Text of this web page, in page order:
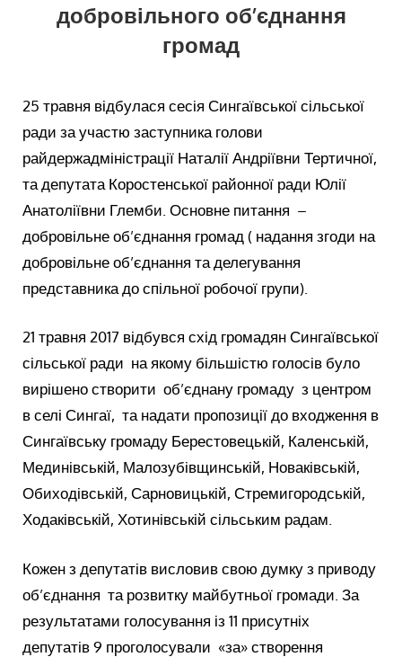
добровільного об’єднання
громад
25 травня відбулася сесія Сингаївської сільської
ради за участю заступника голови
райдержадміністрації Наталії Андріївни Тертичної,
та депутата Коростенської районної ради Юлії
Анатоліївни Глемби. Основне питання –
добровільне об’єднання громад ( надання згоди на
добровільне об’єднання та делегування
представника до спільної робочої групи).
21 травня 2017 відбувся схід громадян Сингаївської
сільської ради на якому більшістю голосів було
вирішено створити об’єднану громаду з центром
в селі Сингаї, та надати пропозиції до входження в
Сингаївську громаду Берестовецькій, Каленській,
Мединівській, Малозубівщинській, Новаківській,
Обиходівській, Сарновицькій, Стремигородській,
Ходаківській, Хотинівській сільським радам.
Кожен з депутатів висловив свою думку з приводу
об’єднання та розвитку майбутньої громади. За
результатами голосування із 11 присутніх
депутатів 9 проголосували «за» створення